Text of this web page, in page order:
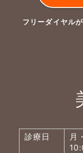
フリーダイヤル
診療日
月